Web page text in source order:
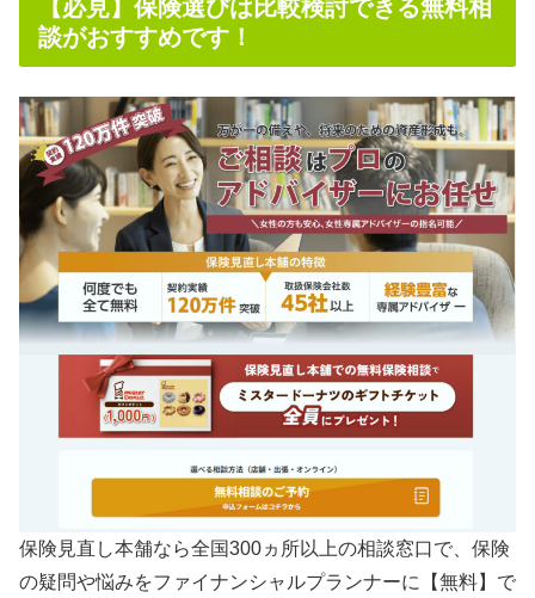
【必見】保険選びは比較検討できる無料相
談がおすすめです！
保険見直し本舗なら全国300ヵ所以上の相談窓口で、保険
の疑問や悩みをファイナンシャルプランナーに
【無料】で